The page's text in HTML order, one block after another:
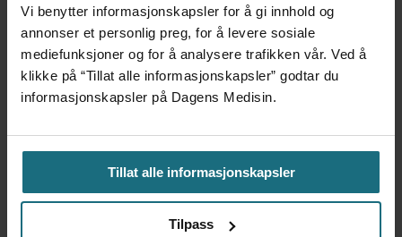
Vi benytter informasjonskapsler for å gi innhold og
annonser et personlig preg, for å levere sosiale
mediefunksjoner og for å analysere trafikken vår. Ved å
klikke på “Tillat alle informasjonskapsler” godtar du
informasjonskapsler på Dagens Medisin.
Tillat alle informasjonskapsler
Tilpass
Foretaksreformen må vurderes
i pasientenes perspektiv